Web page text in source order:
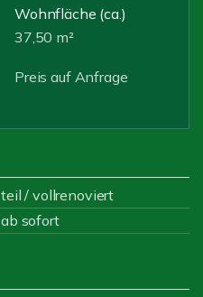
Wohnfläche (ca.)
37,50 m²
Preis auf Anfrage
teil / vollrenoviert
ab sofort